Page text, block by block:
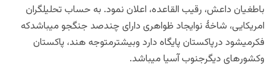
باطغیان داعش، رقیب القاعده، اعلان نمود. به حساب تحلیلگران
امریکایی، شاخۀ نوایجاد ظواهری دارای چندصد جنگجو میباشدکه
فکرمیشود درپاکستان پایگاه دارد وبیشترمتوجه هند، پاکستان
وکشورهای دیگرجنوب آسیا میباشد.